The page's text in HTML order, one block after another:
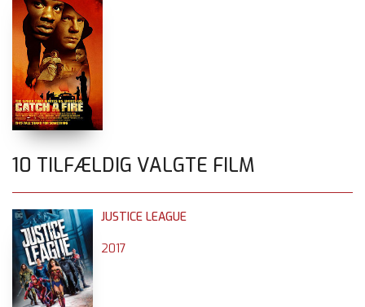
10 TILFÆLDIG VALGTE FILM
JUSTICE LEAGUE
2017